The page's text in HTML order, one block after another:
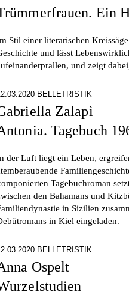
Ein
Stil einer literarischen
und lässt
und zeigt
BELLETRISTIK
Zalapì
Tagebuch
der Luft liegt ein Leben,
Tagebuchroman
den Bahamans und
in Sizilien
in Kiel eingeladen.
BELLETRISTIK
Ospelt